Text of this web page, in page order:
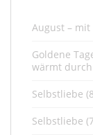
August – mit
Goldene
wärmt
Selbstliebe
Selbstliebe